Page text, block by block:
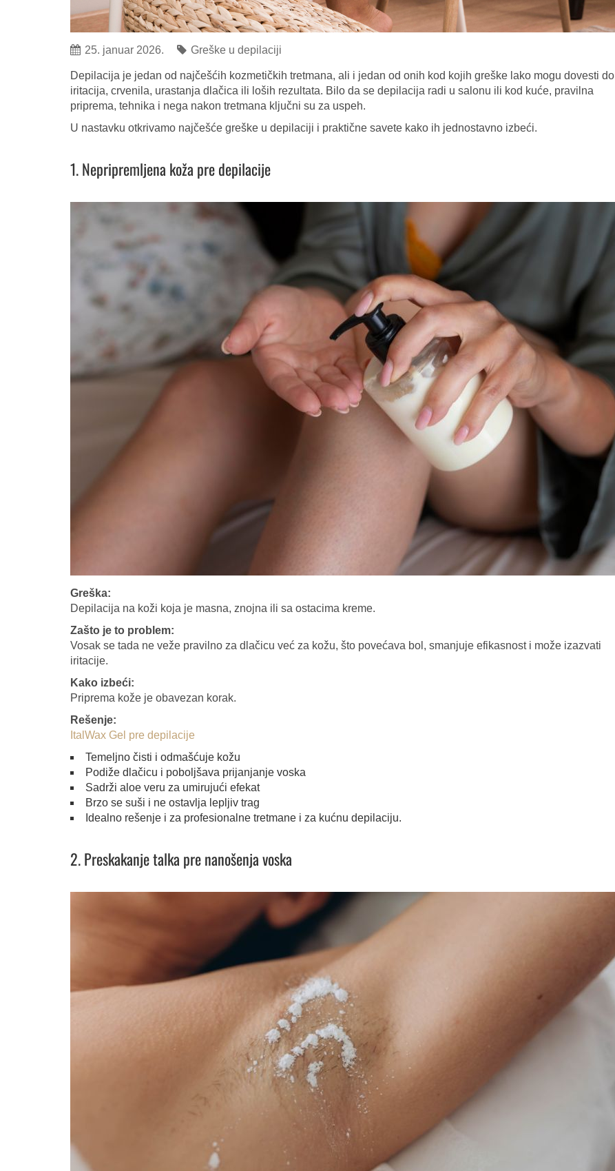
25. januar 2026. Greške u depilaciji
Depilacija je jedan od najčešćih kozmetičkih tretmana, ali i jedan od onih kod kojih greške lako mogu dovesti do
iritacija, crvenila, urastanja dlačica ili loših rezultata. Bilo da se depilacija radi u salonu ili kod kuće, pravilna
priprema, tehnika i nega nakon tretmana ključni su za uspeh.
U nastavku otkrivamo najčešće greške u depilaciji i praktične savete kako ih jednostavno izbeći.
1. Nepripremljena koža pre depilacije
Greška:
Depilacija na koži koja je masna, znojna ili sa ostacima kreme.
Zašto je to problem:
Vosak se tada ne veže pravilno za dlačicu već za kožu, što povećava bol, smanjuje efikasnost i može izazvati
iritacije.
Kako izbeći:
Priprema kože je obavezan korak.
Rešenje:
ItalWax Gel pre depilacije
Temeljno čisti i odmašćuje kožu
Podiže dlačicu i poboljšava prijanjanje voska
Sadrži aloe veru za umirujući efekat
Brzo se suši i ne ostavlja lepljiv trag
Idealno rešenje i za profesionalne tretmane i za kućnu depilaciju.
2. Preskakanje talka pre nanošenja voska